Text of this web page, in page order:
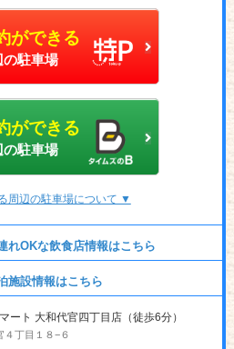
ができる
の駐車場
ができる
の駐車場
周辺の駐車場について ▼
れOKな飲食店情報はこちら
施設情報はこちら
ート 大和代官四丁目店（徒歩6分）
丁目１８−６